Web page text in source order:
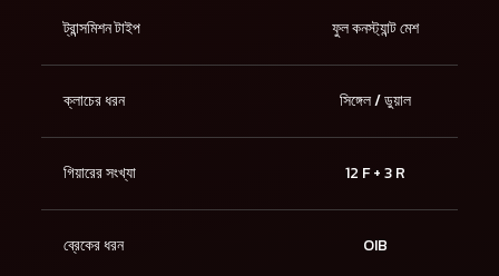
ট্রান্সমিশন টাইপ ফুল কনস্ট্যান্ট মেশ
ক্লাচের ধরন সিঙ্গেল / ডুয়াল
গিয়ারের সংখ্যা 12 F + 3 R
ব্রেকের ধরন OIB